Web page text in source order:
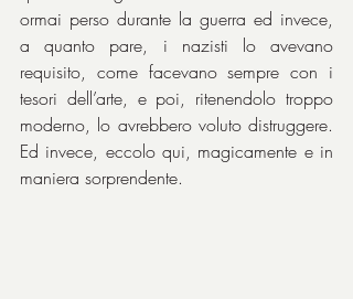
ormai perso durante la guerra ed invece,
a quanto pare, i nazisti lo avevano
requisito, come facevano sempre con i
tesori dell’arte, e poi, ritenendolo troppo
moderno, lo avrebbero voluto distruggere.
Ed invece, eccolo qui, magicamente e in
maniera sorprendente.